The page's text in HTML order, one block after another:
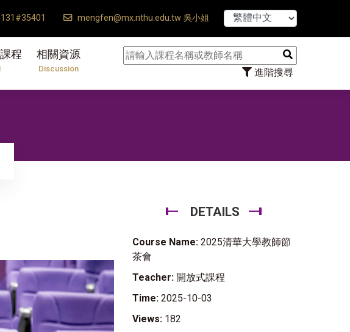
mengfen@mx.nthu.edu.tw 吳小姐
程 相關資源
Discussion 進階搜尋
【7/31】114
DETAILS
Course Name: 2025清華大學教師節
茶會
Teacher: 開放式課程
Time: 2025-10-03
Views: 182